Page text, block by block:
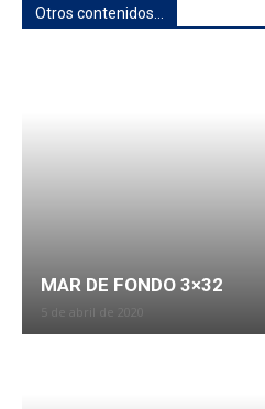
Otros contenidos...
MAR DE FONDO 3×32